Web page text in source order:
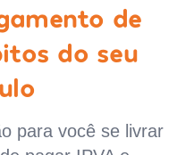
de
do seu
para você se livrar